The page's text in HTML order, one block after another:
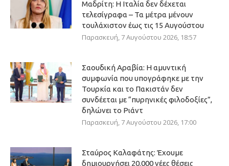
Μαδρίτη: Η Ιταλία δεν δέχεται
τελεσίγραφα – Τα μέτρα μένουν
τουλάχιστον έως τις 15 Αυγούστου
Παρασκευή, 7 Αυγούστου 2026, 18:57
Σαουδική Αραβία: Η αμυντική
συμφωνία που υπογράφηκε με την
Τουρκία και το Πακιστάν δεν
συνδέεται με “πυρηνικές φιλοδοξίες”,
δηλώνει το Ριάντ
Παρασκευή, 7 Αυγούστου 2026, 17:00
Σταύρος Καλαφάτης: Έχουμε
δημιουργήσει 20.000 νέες θέσεις